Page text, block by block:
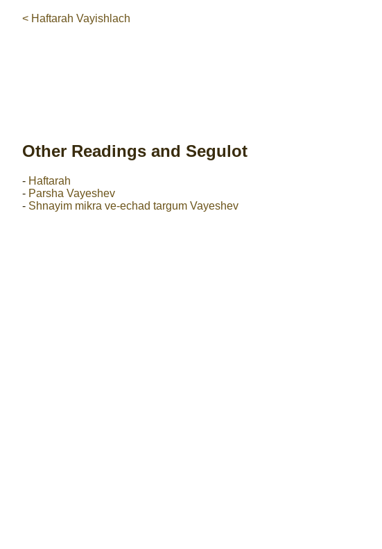
< Haftarah Vayishlach
Other Readings and Segulot
- Haftarah
- Parsha Vayeshev
- Shnayim mikra ve-echad targum Vayeshev